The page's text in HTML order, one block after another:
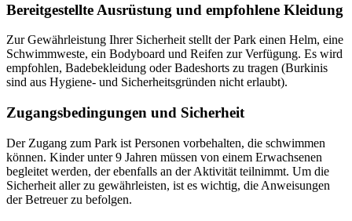
Bereitgestellte Ausrüstung und empfohlene Kleidung
Zur Gewährleistung Ihrer Sicherheit stellt der Park einen Helm, eine
Schwimmweste, ein Bodyboard und Reifen zur Verfügung. Es wird
empfohlen, Badebekleidung oder Badeshorts zu tragen (Burkinis
sind aus Hygiene- und Sicherheitsgründen nicht erlaubt).
Zugangsbedingungen und Sicherheit
Der Zugang zum Park ist Personen vorbehalten, die schwimmen
können. Kinder unter 9 Jahren müssen von einem Erwachsenen
begleitet werden, der ebenfalls an der Aktivität teilnimmt. Um die
Sicherheit aller zu gewährleisten, ist es wichtig, die Anweisungen
der Betreuer zu befolgen.